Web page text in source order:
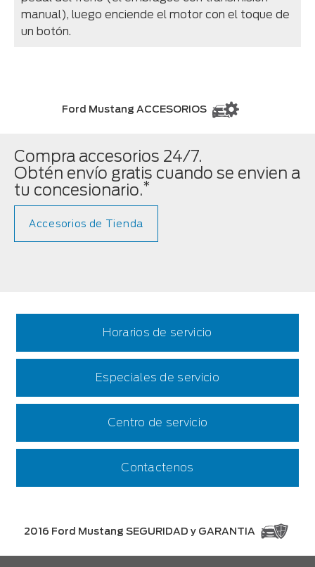
manual), luego enciende el motor con el toque de
un botón.
Ford Mustang ACCESORIOS
Compra accesorios 24/7.
Obtén envío gratis cuando se envien a
tu concesionario.*
Accesorios de Tienda
Horarios de servicio
Especiales de servicio
Centro de servicio
Contactenos
2016 Ford Mustang SEGURIDAD y GARANTIA